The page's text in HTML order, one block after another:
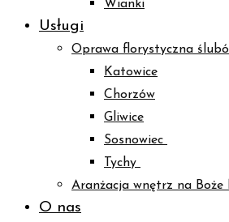
Wianki
Usługi
Oprawa florystyczna
Katowice
Chorzów
Gliwice
Sosnowiec
Tychy
Aranżacja wnętrz na Boże
O nas